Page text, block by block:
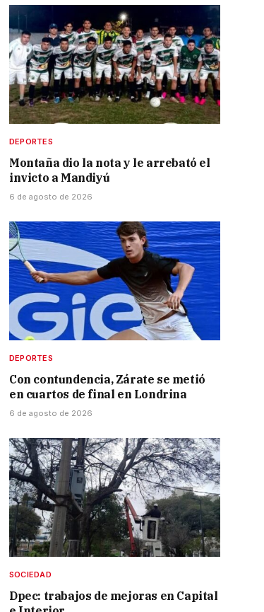
DEPORTES
Montaña dio la nota y le arrebató el
invicto a Mandiyú
6 de agosto de 2026
DEPORTES
Con contundencia, Zárate se metió
en cuartos de final en Londrina
6 de agosto de 2026
SOCIEDAD
Dpec: trabajos de mejoras en Capital